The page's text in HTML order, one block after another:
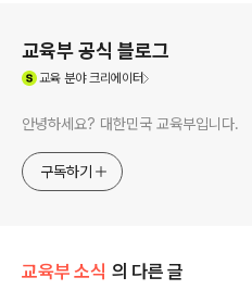
교육부 공식 블로그
교육분야 크리에이터
안녕하세요? 대한민국 교육부입니다.
구독하기
교육부 소식 의 다른 글